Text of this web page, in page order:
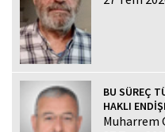
BU SÜREÇ
HAKLI
Muharrem